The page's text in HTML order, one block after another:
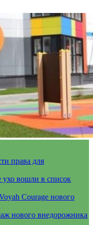
права для
ухо вошли в список
Courage нового
нового внедорожника